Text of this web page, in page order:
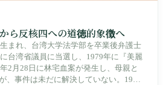
ら反核四への道徳的象徴へ
まれ、台湾大学法学部を卒業後弁護士
台湾省議員に当選し、1979年に『美麗
2月28日に林宅血案が発生し、母親と
、事件は未だに解決していない。1984